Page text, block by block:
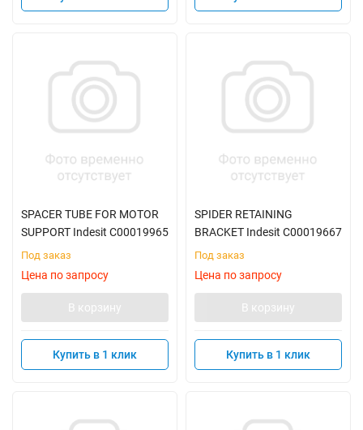
SPACER TUBE FOR MOTOR
SUPPORT Indesit C00019965
Под заказ
Цена по запросу
В корзину
Купить в 1 клик
SPIDER RETAINING
BRACKET Indesit C00019667
Под заказ
Цена по запросу
В корзину
Купить в 1 клик